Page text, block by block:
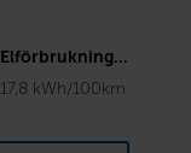
Elförbrukning...
17,8 kWh/100km